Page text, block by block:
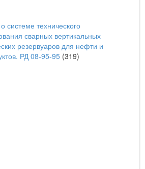
системе технического
сварных вертикальных
резервуаров для нефти и
РД 08-95-95(319)